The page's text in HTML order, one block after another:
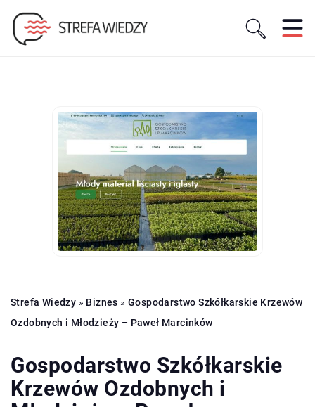
Strefa Wiedzy » Biznes »Gospodarstwo Szkółkarskie Krzewów
Ozdobnych i Młodzieży – Paweł Marcinków
Gospodarstwo Szkółkarskie
Krzewów Ozdobnych i